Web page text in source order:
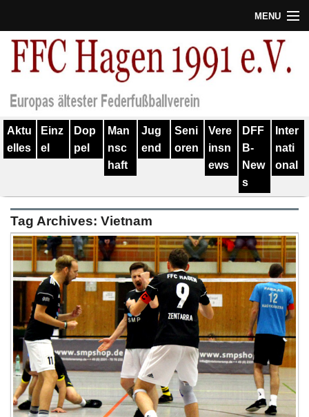
MENU
Termine
Verein
Geschichte
Training
Spieler
Kontakt
Links
Impressum
Aktu
elles
Einz
el
Dop
pel
Man
nsc
haft
Jug
end
Seni
oren
Vere
insn
ews
DFF
B-
New
s
Inter
nati
onal
Tag Archives: Vietnam